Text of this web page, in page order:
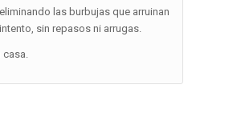
las burbujas que arruinan
sin repasos ni arrugas.